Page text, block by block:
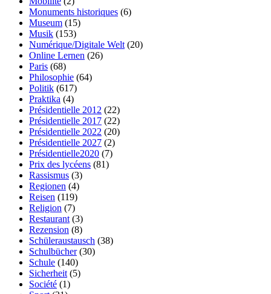
Monuments historiques (6)
Museum (15)
Musik (153)
Numérique/Digitale Welt (20)
Online Lernen (26)
Paris (68)
Philosophie (64)
Politik (617)
Praktika (4)
Présidentielle 2012 (22)
Présidentielle 2017 (22)
Présidentielle 2022 (20)
Présidentielle 2027 (2)
Présidentielle2020 (7)
Prix des lycéens (81)
Rassismus (3)
Regionen (4)
Reisen (119)
Religion (7)
Restaurant (3)
Rezension (8)
Schüleraustausch (38)
Schulbücher(30)
Schule (140)
Sicherheit (5)
Société (1)